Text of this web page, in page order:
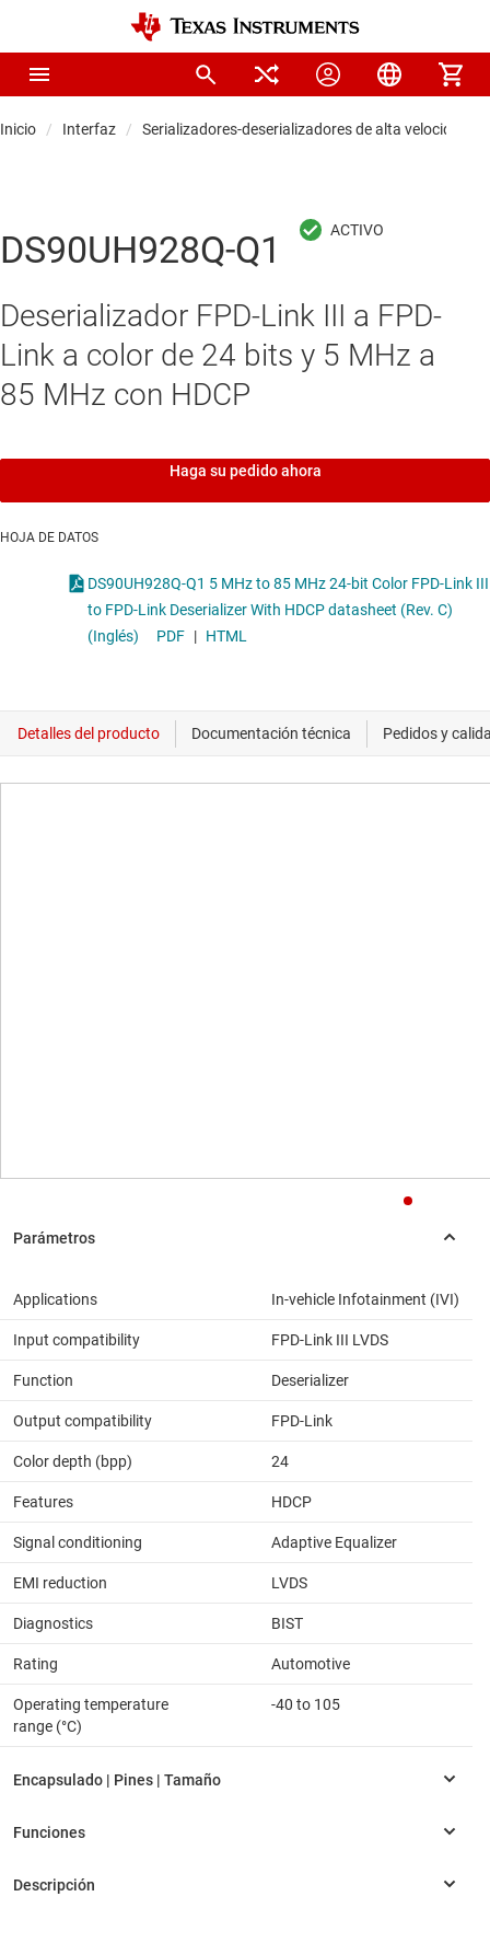
Inicio Interfaz Serializadores-deserializadores de alta velocidad
DS90UH928Q-Q1
Deserializador FPD-Link III a FPD-
Link a color de 24 bits y 5 MHz a
85 MHz con HDCP
Haga su pedido ahora
HOJA DE DATOS
DS90UH928Q-Q1 5 MHz to 85 MHz 24-bit Color FPD-Link III
to FPD-Link Deserializer With HDCP datasheet (Rev. C)
(Inglés)
PDF | HTML
Applications In-vehicle Infotainment (IVI)
Input compatibility FPD-Link III LVDS
Function Deserializer
Output compatibility FPD-Link
Color depth (bpp) 24
Features HDCP
Signal conditioning Adaptive Equalizer
EMI reduction LVDS
Diagnostics BIST
Rating Automotive
Operating temperature
range (°C)
-40 to 105